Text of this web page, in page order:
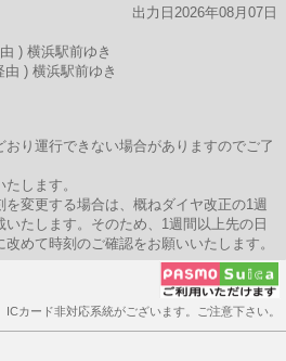
出力日2026年08月07日
) 横浜駅前ゆき
) 横浜駅前ゆき
り運行できない場合がありますのでご了
します。
変更する場合は、概ねダイヤ改正の1週
たします。そのため、1週間以上先の日
めて時刻のご確認をお願いいたします。
カード非対応系統がございます。ご注意下さい。